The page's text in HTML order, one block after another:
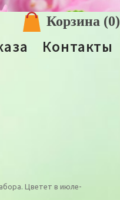
Корзина (0)
Контакты
Цветет в июле-